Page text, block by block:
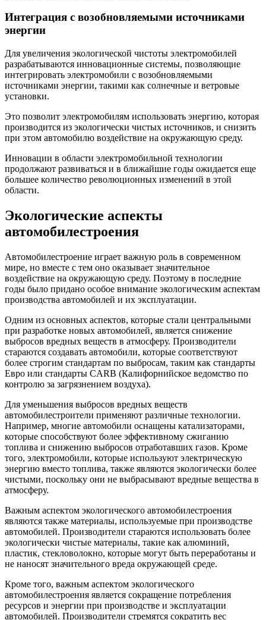
Интеграция с возобновляемыми источниками
энергии
Для увеличения экологической чистоты электромобилей
разрабатываются инновационные системы, позволяющие
интегрировать электромобили с возобновляемыми
источниками энергии, такими как солнечные и ветровые
установки.
Это позволит электромобилям использовать энергию, которая
производится из экологически чистых источников, и снизить
при этом автомобилю воздействие на окружающую среду.
Инновации в области электромобильной технологии
продолжают развиваться и в ближайшие годы ожидается еще
большее количество революционных изменений в этой
области.
Экологические аспекты
автомобилестроения
Автомобилестроение играет важную роль в современном
мире, но вместе с тем оно оказывает значительное
воздействие на окружающую среду. Поэтому в последние
годы было придано особое внимание экологическим аспектам
производства автомобилей и их эксплуатации.
Одним из основных аспектов, которые стали центральными
при разработке новых автомобилей, является снижение
выбросов вредных веществ в атмосферу. Производители
стараются создавать автомобили, которые соответствуют
более строгим стандартам по выбросам, таким как стандарты
Евро или стандарты CARB (Калифорнийское ведомство по
контролю за загрязнением воздуха).
Для уменьшения выбросов вредных веществ
автомобилестроители применяют различные технологии.
Например, многие автомобили оснащены катализаторами,
которые способствуют более эффективному сжиганию
топлива и снижению выбросов отработавших газов. Кроме
того, электромобили, которые используют электрическую
энергию вместо топлива, также являются экологически более
чистыми, поскольку они не выбрасывают вредные вещества в
атмосферу.
Важным аспектом экологического автомобилестроения
являются также материалы, используемые при производстве
автомобилей. Производители стараются использовать более
экологически чистые материалы, такие как алюминий,
пластик, стекловолокно, которые могут быть переработаны и
не наносят значительного вреда окружающей среде.
Кроме того, важным аспектом экологического
автомобилестроения является сокращение потребления
ресурсов и энергии при производстве и эксплуатации
автомобилей. Производители стремятся сократить вес